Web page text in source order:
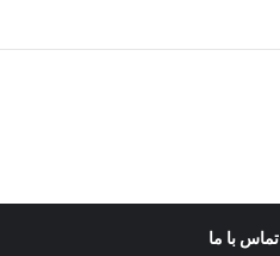
تماس با ما